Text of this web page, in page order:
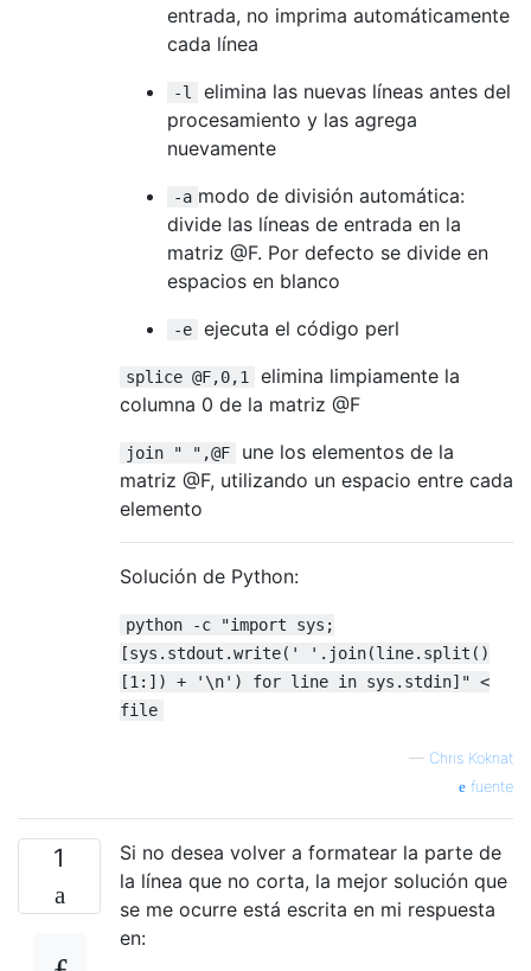
entrada, no imprima automáticamente
cada línea
-l
elimina las nuevas líneas antes del
procesamiento y las agrega
nuevamente
-a modo de división automática:
divide las líneas de entrada en la
matriz @F. Por defecto se divide en
espacios en blanco
-e ejecuta el código perl
splice @F,0,1
elimina limpiamente la
columna 0 de la matriz @F
join " ",@F
une los elementos de la
matriz @F, utilizando un espacio entre cada
elemento
Solución de Python:
python -c "import sys;
[sys.stdout.write(' '.join(line.split()
[1:]) + '\n') for line in sys.stdin]" <
file
— Chris Koknat
fuente
1
Si no desea volver a formatear la parte de
la línea que no corta, la mejor solución que
se me ocurre está escrita en mi respuesta
en: